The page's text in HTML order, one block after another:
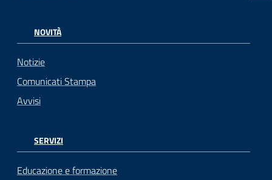
NOVITÀ
Notizie
Comunicati Stampa
Avvisi
SERVIZI
Educazione e formazione